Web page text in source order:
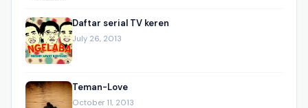
Daftar serial TV keren
July 26, 2013
Teman-Love
October 11, 2013